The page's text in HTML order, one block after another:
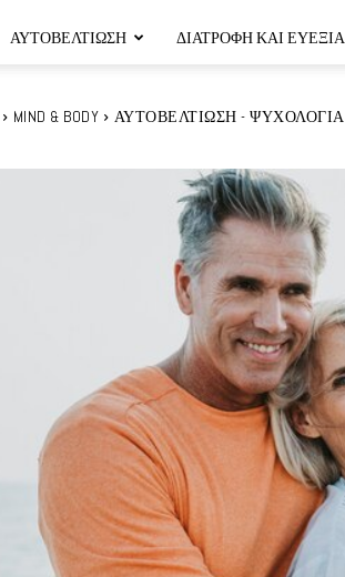
ΑΥΤΟΒΕΛΤΊΩΣΗ ΔΙΑΤΡΟΦΉ ΚΑΙ ΕΥΕΞΊΑ
MIND & BODY ΑΥΤΟΒΕΛΤΊΩΣΗ - ΨΥΧΟΛΟΓΊΑ